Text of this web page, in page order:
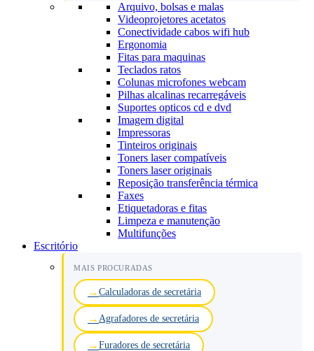
Arquivo, bolsas e malas
Videoprojetores acetatos
Conectividade cabos wifi hub
Ergonomia
Fitas para maquinas
Teclados ratos
Colunas microfones webcam
Pilhas alcalinas recarregáveis
Suportes opticos cd e dvd
Imagem digital
Impressoras
Tinteiros originais
Toners laser compatíveis
Toners laser originais
Reposição transferência térmica
Faxes
Etiquetadoras e fitas
Limpeza e manutenção
Multifunções
Escritório
MAIS PROCURADAS
Calculadoras de secretária
Agrafadores de secretária
Furadores de secretária